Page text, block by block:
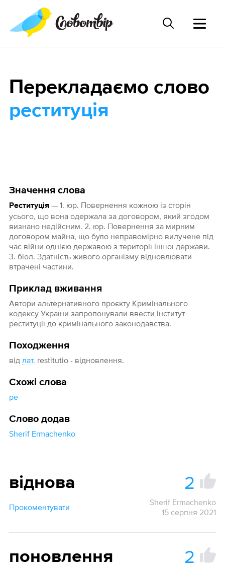
Значення слова
Реституція— 1. юр. Повернення кожною із сторін
усього, що вона одержала за договором, який згодом
визнано недійсним. 2. юр. Повернення за мирним
договором майна, що було неправомірно вилучене під
час війни однією державою з території іншої держави.
3. біол. Здатність живого організму відновлювати
втрачені частини.
Приклад вживання
Автори альтернативного проєкту Кримінального
кодексу України запропонували ввести інститут
реституції до кримінального законодавства.
Походження
від лат. restitutio - відновлення.
Схожі слова
ре-
Слово додав
Sherif Ermachenko
Перекладаємо слово
реституція
віднова 2
Прокоментувати
Sherif Ermachenko
15 серпня 2021
поновлення 2